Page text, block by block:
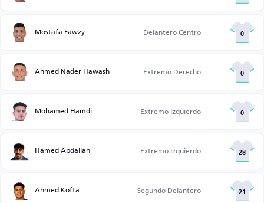
Mostafa Fawzy Delantero Centro 0
Ahmed Nader Hawash Extremo Derecho 0
Mohamed Hamdi Extremo Izquierdo 0
Hamed Abdallah Extremo Izquierdo 28
Ahmed Kofta Segundo Delantero 21